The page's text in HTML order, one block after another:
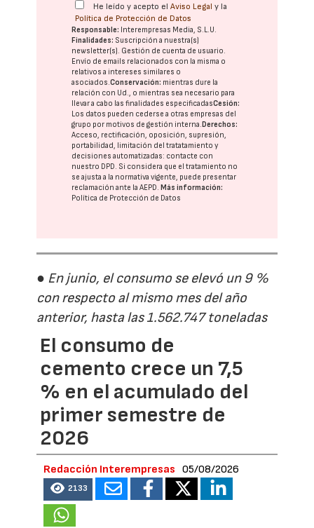
He leído y acepto elAviso Legal y la
Política de Protección de Datos
Responsable: Interempresas Media, S.L.U.
Finalidades: Suscripción a nuestra(s)
newsletter(s). Gestión de cuenta de usuario.
Envío de emails relacionados con la misma o
relativos a intereses similares o
asociados.Conservación: mientras dure la
relación con Ud., o mientras sea necesario para
llevar a cabo las finalidades especificadasCesión:
Los datos pueden cederse a otras empresas del
grupo por motivos de gestión interna.Derechos:
Acceso, rectificación, oposición, supresión,
portabilidad, limitación del tratatamiento y
decisiones automatizadas: contacte con
nuestro DPD . Si considera que el tratamiento no
se ajusta a la normativa vigente, puede presentar
reclamación ante laAEPD .Más información:
Política de Protección de Datos
● En junio, el consumo se elevó un 9 %
con respecto al mismo mes del año
anterior, hasta las 1.562.747 toneladas
El consumo de
cemento crece un 7,5
% en el acumulado del
primer semestre de
2026
Redacción Interempresas 05/08/2026
2133